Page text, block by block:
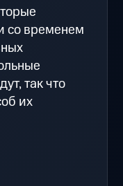
со временем
так что
их